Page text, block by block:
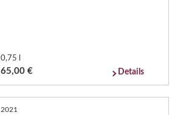
0,75 l
65,00 € Details
2021